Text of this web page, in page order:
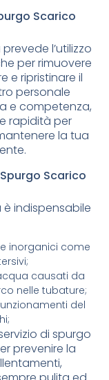
Scarico
l’utilizzo
per rimuovere
e ripristinare il
personale
e competenza,
rapidità per
la tua
Scarico
indispensabile
inorganici come
causati da
nelle tubature;
del
di spurgo
prevenire la